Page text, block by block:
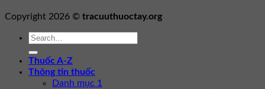
Copyright 2026 © tracuuthuoctay.org
Thuốc A-Z
Thông tin thuốc
Danh mục 1